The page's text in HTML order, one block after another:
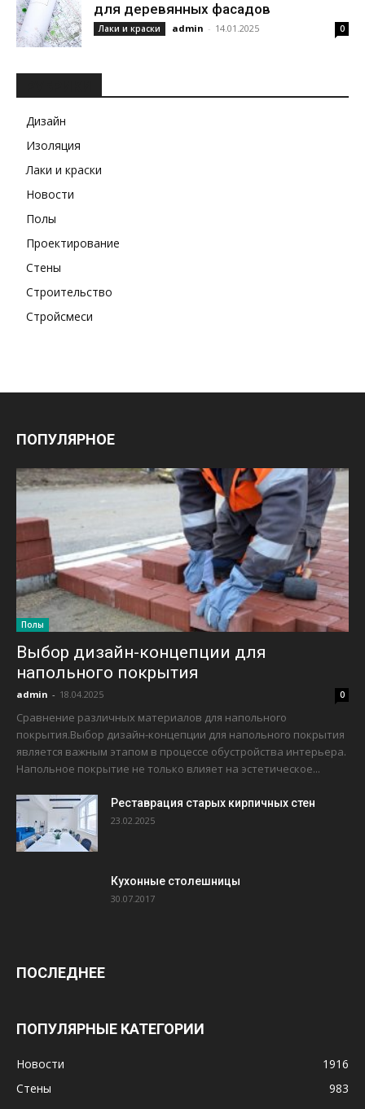
для деревянных фасадов
Лаки и краски admin - 14.01.2025 0
Дизайн
Изоляция
Лаки и краски
Новости
Полы
Проектирование
Стены
Строительство
Стройсмеси
ПОПУЛЯРНОЕ
Полы
Выбор дизайн-концепции для
напольного покрытия
admin - 18.04.2025 0
Сравнение различных материалов для напольного
покрытия.Выбор дизайн-концепции для напольного покрытия
является важным этапом в процессе обустройства интерьера.
Напольное покрытие не только влияет на эстетическое...
Реставрация старых кирпичных стен
23.02.2025
Кухонные столешницы
30.07.2017
ПОСЛЕДНЕЕ
ПОПУЛЯРНЫЕ КАТЕГОРИИ
Новости
1916
Стены
983